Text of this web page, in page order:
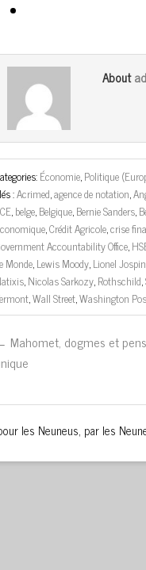
About
Économie,Politique
:Acrimed,agence de notation,
,belge,Belgique,Bernie Sanders,
,Crédit Agricole,crise
Accountability Office,
Monde,Lewis Moody,Lionel Jospin
,Nicolas Sarkozy,Rothschild,
,Wall Street,Washington
Mahomet, dogmes et
les Neuneus, par les